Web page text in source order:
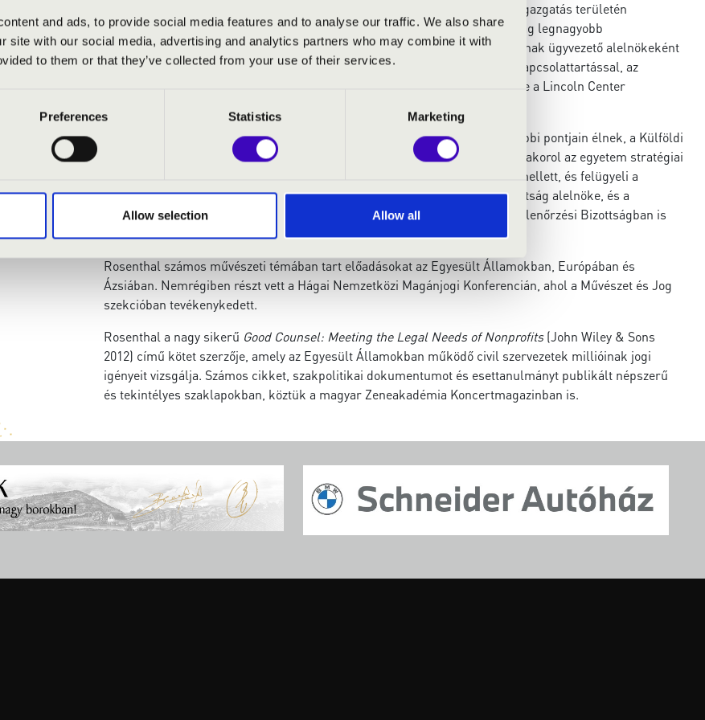
and ads, to provide social media features and to analyse our traffic. We also share
site with our social media, advertising and analytics partners who may combine it with
to them or that they’ve collected from your use of their services.
Preferences Statistics Marketing
Allow selection Allow all
Lesley Rosenthal a művészeti és kulturális élet, valamint a jog és az államigazgatás területén
nemzetközi szaktekintélynek számít. Pályája 2005-ben indult, jelenleg a világ legnagyobb
előadóművészeti központja, a New York-i Lincoln Center Általános Tanácsának ügyvezető alelnökeként
részt vesz az intézmény jogi és szervezeti irányításában, és a kormányzati kapcsolattartással, az
archiválással és a tájékoztatással kapcsolatos feladatokat lát el. Ő a vezetője a Lincoln Center
2014-ben a Harvard egyetem volt diákjai, akik közül sokan a világ legtávolabbi pontjain élnek, a Külföldi
Diákok Testületének tagjává választották Rosenthalt. A testület befolyást gyakorol az egyetem stratégiai
programjainak alakulására, tanácsadóként működik az egyetem vezetése mellett, és felügyeli a
látogatás folyamatát. Rosenthal a Művészeti és Társadalomtudományi Bizottság alelnöke, és a
Végrehajtási, Finanszírozási, Adminisztrációs és Management, valamit az Ellenőrzési Bizottságban is
szerepet vállal.
Rosenthal számos művészeti témában tart előadásokat az Egyesült Államokban, Európában és
Ázsiában. Nemrégiben részt vett a Hágai Nemzetközi Magánjogi Konferencián, ahol a Művészet és Jog
szekcióban tevékenykedett.
Rosenthal a nagy sikerű Good Counsel: Meeting the Legal Needs of Nonprofits(John Wiley & Sons
2012) című kötet szerzője, amely az Egyesült Államokban működő civil szervezetek millióinak jogi
igényeit vizsgálja. Számos cikket, szakpolitikai dokumentumot és esettanulmányt publikált népszerű
és tekintélyes szaklapokban, köztük a magyar Zeneakadémia Koncertmagazinban is.